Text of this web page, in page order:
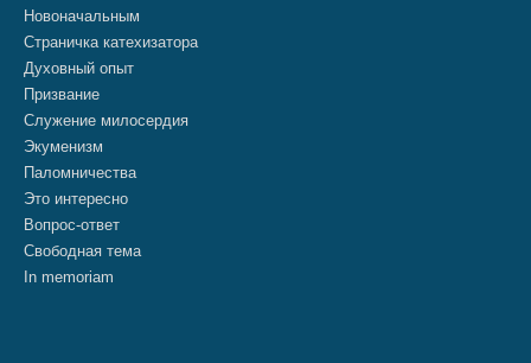
Новоначальным
Страничка катехизатора
Духовный опыт
Призвание
Служение милосердия
Экуменизм
Паломничества
Это интересно
Вопрос-ответ
Свободная тема
In memoriam